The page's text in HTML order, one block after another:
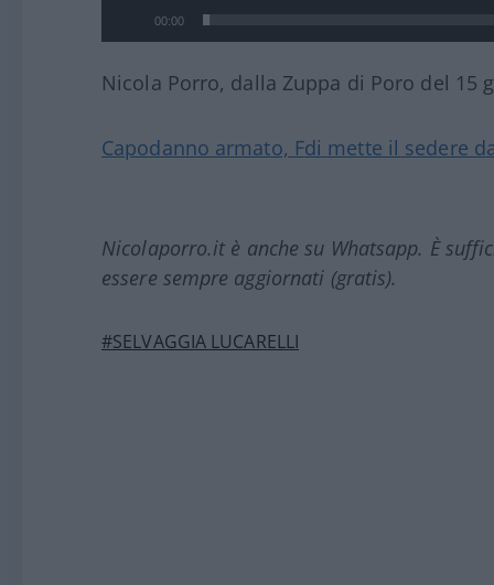
00:00
Nicola Porro, dalla Zuppa di Poro del 15
Capodanno armato, Fdi mette il sedere
Nicolaporro.it è anche su Whatsapp. È
essere sempre aggiornati (gratis).
#SELVAGGIA LUCARELLI